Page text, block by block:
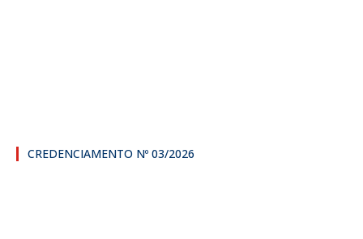
CREDENCIAMENTO Nº 03/2026